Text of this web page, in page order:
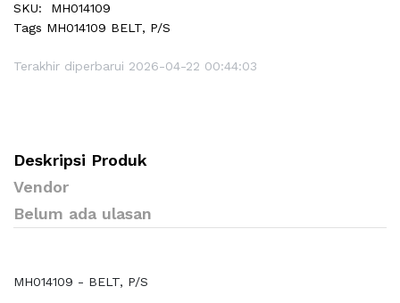
SKU:
MH014109
Tags MH014109 BELT, P/S
Terakhir diperbarui 2026-04-22 00:44:03
Deskripsi Produk
Vendor
Belum ada ulasan
MH014109 - BELT, P/S